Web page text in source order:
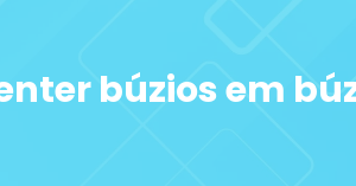
búzios em